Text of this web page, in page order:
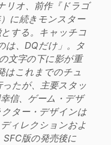
リオ、前作『ドラゴ
に続きモンスター
する。キャッチコ
は、DQだけ」。タ
文字の下に影が重
はこれまでのチュ
たが、主要スタッ
信、ゲーム・デザ
ター・デザインは
ィレクションおよ
版の発売後に